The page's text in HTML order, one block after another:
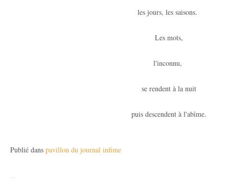
les jours, les saisons.
Les mots,
l'inconnu,
se rendent à la nuit
puis descendent à l'abîme.
Publié dans pavillon du journal infime
…